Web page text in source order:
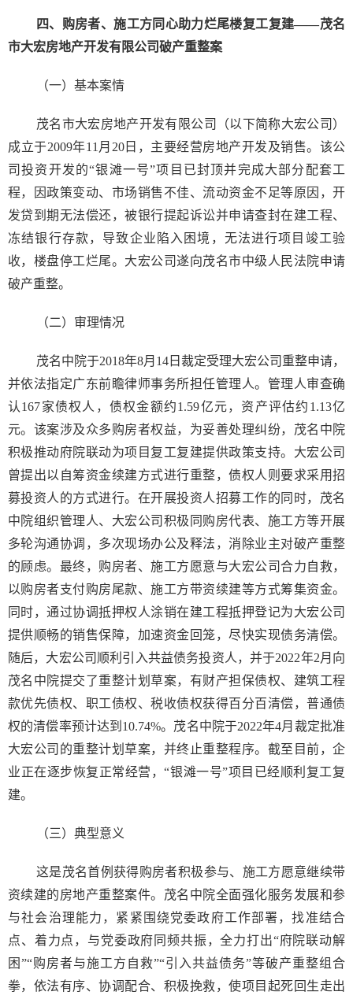
四、购房者、施工方同心助力烂尾楼复工复建——茂名
市大宏房地产开发有限公司破产重整案
（一）基本案情
茂名市大宏房地产开发有限公司（以下简称大宏公司）
成立于2009年11月20日，主要经营房地产开发及销售。该公
司投资开发的“银滩一号”项目已封顶并完成大部分配套工
程，因政策变动、市场销售不佳、流动资金不足等原因，开
发贷到期无法偿还，被银行提起诉讼并申请查封在建工程、
冻结银行存款，导致企业陷入困境，无法进行项目竣工验
收，楼盘停工烂尾。大宏公司遂向茂名市中级人民法院申请
破产重整。
（二）审理情况
茂名中院于2018年8月14日裁定受理大宏公司重整申请，
并依法指定广东前瞻律师事务所担任管理人。管理人审查确
认167家债权人，债权金额约1.59亿元，资产评估约1.13亿
元。该案涉及众多购房者权益，为妥善处理纠纷，茂名中院
积极推动府院联动为项目复工复建提供政策支持。大宏公司
曾提出以自筹资金续建方式进行重整，债权人则要求采用招
募投资人的方式进行。在开展投资人招募工作的同时，茂名
中院组织管理人、大宏公司积极同购房代表、施工方等开展
多轮沟通协调，多次现场办公及释法，消除业主对破产重整
的顾虑。最终，购房者、施工方愿意与大宏公司合力自救，
以购房者支付购房尾款、施工方带资续建等方式筹集资金。
同时，通过协调抵押权人涂销在建工程抵押登记为大宏公司
提供顺畅的销售保障，加速资金回笼，尽快实现债务清偿。
随后，大宏公司顺利引入共益债务投资人，并于2022年2月向
茂名中院提交了重整计划草案，有财产担保债权、建筑工程
款优先债权、职工债权、税收债权获得百分百清偿，普通债
权的清偿率预计达到10.74%。茂名中院于2022年4月裁定批准
大宏公司的重整计划草案，并终止重整程序。截至目前，企
业正在逐步恢复正常经营，“银滩一号”项目已经顺利复工复
建。
（三）典型意义
这是茂名首例获得购房者积极参与、施工方愿意继续带
资续建的房地产重整案件。茂名中院全面强化服务发展和参
与社会治理能力，紧紧围绕党委政府工作部署，找准结合
点、着力点，与党委政府同频共振，全力打出“府院联动解
困”“购房者与施工方自救”“引入共益债务”等破产重整组合
拳，依法有序、协调配合、积极挽救，使项目起死回生走出